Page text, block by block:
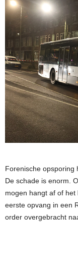
Forenische opsporing
De schade is enorm.
mogen hangt af of
eerste opvang in een
order overgebracht